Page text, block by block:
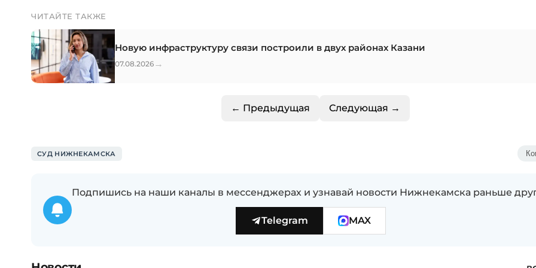
ЧИТАЙТЕ ТАКЖЕ
Новую инфраструктуру связи построили в двух районах Казани
07.08.2026 →
← Предыдущая Следующая →
СУД НИЖНЕКАМСКА
Подпишись на наши каналы в мессенджерах и узнавай новости Нижнекамска раньше
Telegram MAX